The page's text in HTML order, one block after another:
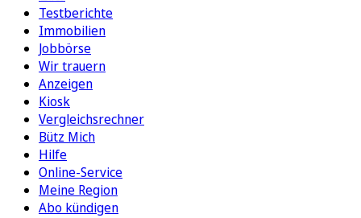
Testberichte
Immobilien
Jobbörse
Wir trauern
Anzeigen
Kiosk
Vergleichsrechner
Bütz Mich
Hilfe
Online-Service
Meine Region
Abo kündigen